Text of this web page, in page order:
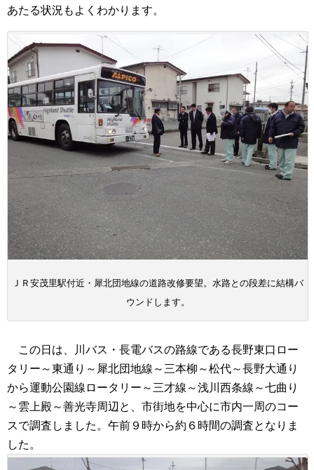
あたる状況もよくわかります。
ＪＲ安茂里駅付近・犀北団地線の道路改修要望。水路との段差に結構バ
ウンドします。
この日は、川バス・長電バスの路線である長野東口ロー
タリー～東通り～犀北団地線～三本柳～松代～長野大通り
から運動公園線ロータリー～三才線～浅川西条線～七曲り
～雲上殿～善光寺周辺と、市街地を中心に市内一周のコー
スで調査しました。午前９時から約６時間の調査となりま
した。